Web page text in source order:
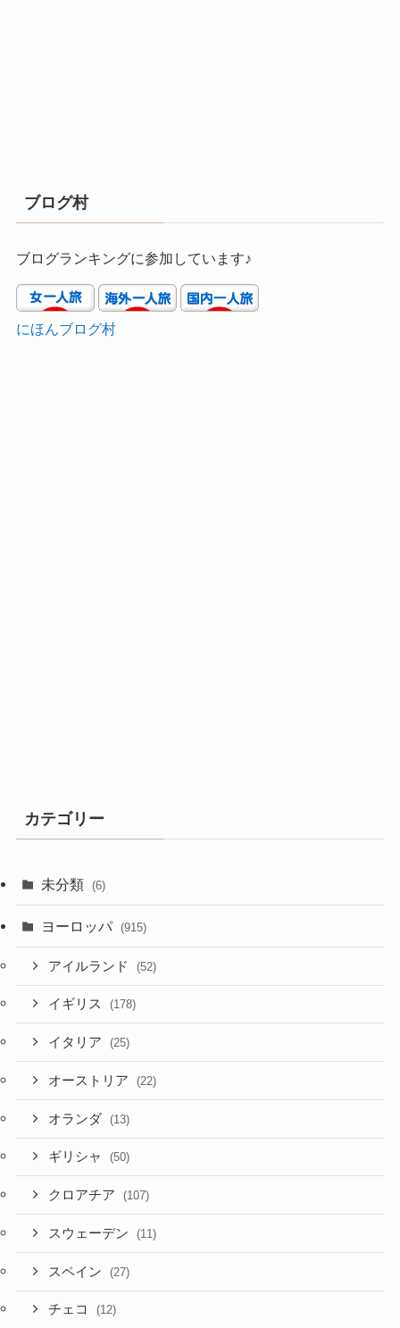
ブログ村
ブログランキングに参加しています♪
にほんブログ村
カテゴリー
未分類 (6)
ヨーロッパ (915)
アイルランド (52)
イギリス (178)
イタリア (25)
オーストリア (22)
オランダ (13)
ギリシャ (50)
クロアチア (107)
スウェーデン (11)
スペイン (27)
チェコ (12)